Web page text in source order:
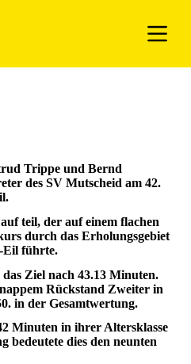
Trippe und Bernd
des SV Mutscheid am 42.
teil, der auf einem flachen
durch das Erholungsgebiet
Eil führte.
Ziel nach 43.13 Minuten.
Rückstand Zweiter in
in der Gesamtwertung.
Minuten in ihrer Altersklasse
bedeutete dies den neunten